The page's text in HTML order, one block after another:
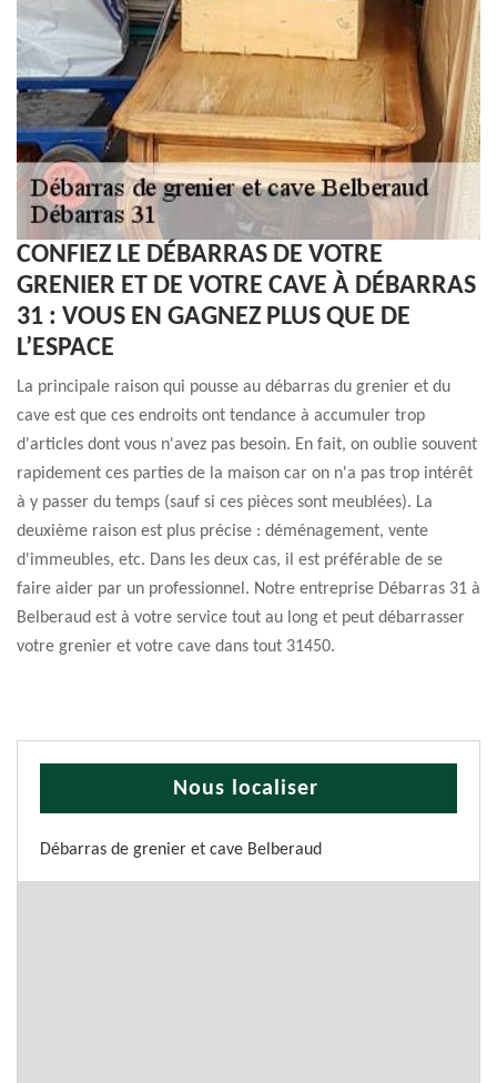
CONFIEZ LE DÉBARRAS DE VOTRE
GRENIER ET DE VOTRE CAVE À DÉBARRAS
31 : VOUS EN GAGNEZ PLUS QUE DE
L’ESPACE
La principale raison qui pousse au débarras du grenier et du
cave est que ces endroits ont tendance à accumuler trop
d'articles dont vous n'avez pas besoin. En fait, on oublie souvent
rapidement ces parties de la maison car on n'a pas trop intérêt
à y passer du temps (sauf si ces pièces sont meublées). La
deuxième raison est plus précise : déménagement, vente
d'immeubles, etc. Dans les deux cas, il est préférable de se
faire aider par un professionnel. Notre entreprise Débarras 31 à
Belberaud est à votre service tout au long et peut débarrasser
votre grenier et votre cave dans tout 31450.
Nous localiser
Débarras de grenier et cave Belberaud